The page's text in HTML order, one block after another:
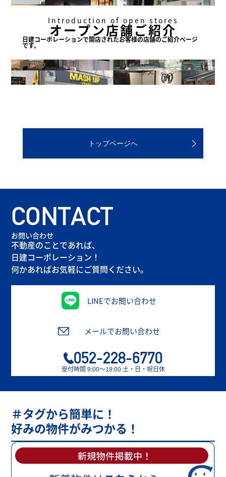
Introduction of open stores
オープン店舗ご紹介
日建コーポレーションで開店されたお客様の店舗のご紹介ページ
です。
トップページへ
CONTACT
お問い合わせ
不動産のことであれば、
日建コーポレーション！
何かあればお気軽にご質問ください。
LINEでお問い合わせ
メールでお問い合わせ
052-228-6770
受付時間 9:00〜18:00 土・日・祝日休
＃タグから簡単に！
好みの物件がみつかる！